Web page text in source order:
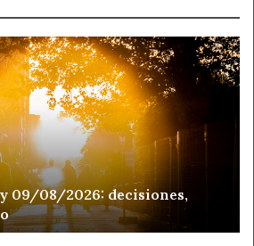
09/08/2026: decisiones,